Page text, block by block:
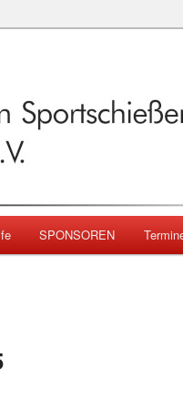
e.V.
SPONSOREN